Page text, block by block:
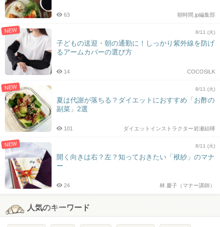
朝時間.jp編集部
63
NEW 8/11 (火)
子どもの送迎・朝の通勤に！しっかり紫外線を防げ
るアームカバーの選び方
COCOSILK
14
NEW 8/11 (火)
夏は代謝が落ちる？ダイエットにおすすめ「お酢の
副菜」2選
ダイエットインストラクター岩瀬結暉
101
NEW 8/11 (火)
開く向きは右？左？知っておきたい「袱紗」のマナ
ー
林 慶子（マナー講師）
24
人気のキーワード